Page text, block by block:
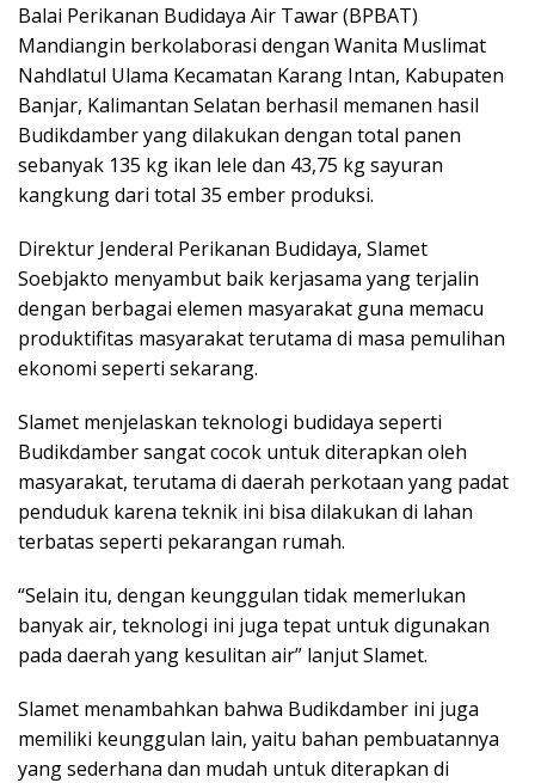
Balai Perikanan Budidaya Air Tawar (BPBAT)
Mandiangin berkolaborasi dengan Wanita Muslimat
Nahdlatul Ulama Kecamatan Karang Intan, Kabupaten
Banjar, Kalimantan Selatan berhasil memanen hasil
Budikdamber yang dilakukan dengan total panen
sebanyak 135 kg ikan lele dan 43,75 kg sayuran
kangkung dari total 35 ember produksi.
Direktur Jenderal Perikanan Budidaya, Slamet
Soebjakto menyambut baik kerjasama yang terjalin
dengan berbagai elemen masyarakat guna memacu
produktifitas masyarakat terutama di masa pemulihan
ekonomi seperti sekarang.
Slamet menjelaskan teknologi budidaya seperti
Budikdamber sangat cocok untuk diterapkan oleh
masyarakat, terutama di daerah perkotaan yang padat
penduduk karena teknik ini bisa dilakukan di lahan
terbatas seperti pekarangan rumah.
“Selain itu, dengan keunggulan tidak memerlukan
banyak air, teknologi ini juga tepat untuk digunakan
pada daerah yang kesulitan air” lanjut Slamet.
Slamet menambahkan bahwa Budikdamber ini juga
memiliki keunggulan lain, yaitu bahan pembuatannya
yang sederhana dan mudah untuk diterapkan di